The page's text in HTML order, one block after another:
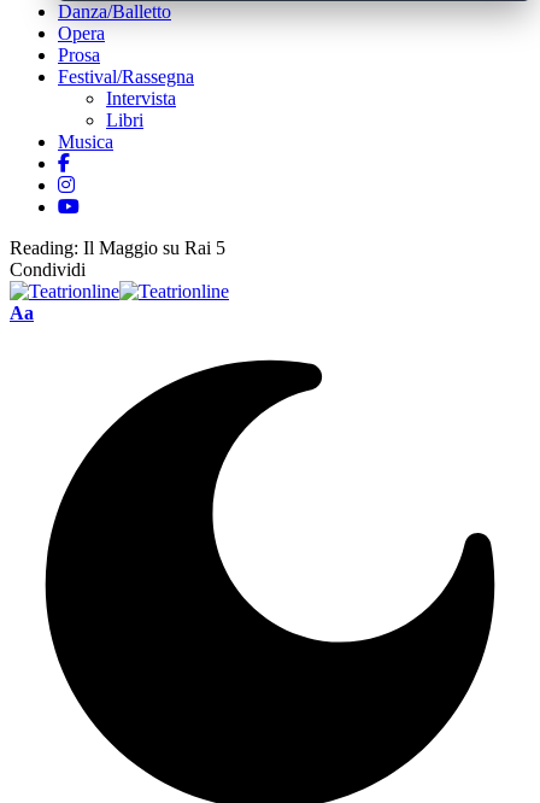
Danza/Balletto
Opera
Prosa
Festival/Rassegna
Intervista
Libri
Musica
Reading: Il Maggio su Rai 5
Condividi
Font
Aa